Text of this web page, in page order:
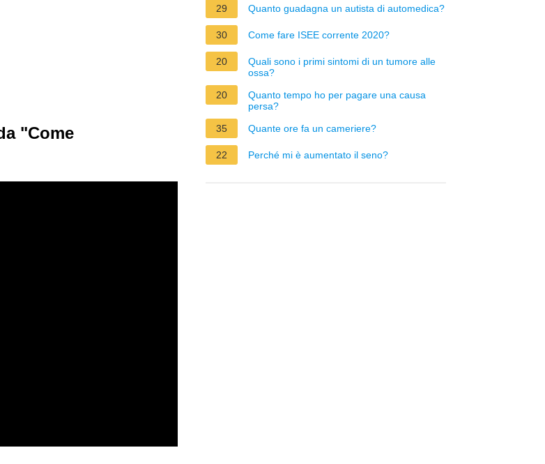
"Come
29 Quanto guadagna un autista di automedica?
30 Come fare ISEE corrente 2020?
20
Quali sono i primi sintomi di un tumore alle
ossa?
20
Quanto tempo ho per pagare una causa
persa?
35
Quante ore fa un cameriere?
22 Perché mi è aumentato il seno?